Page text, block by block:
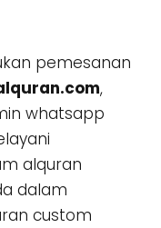
pemesanan
,
whatsapp
alquran
dalam
custom